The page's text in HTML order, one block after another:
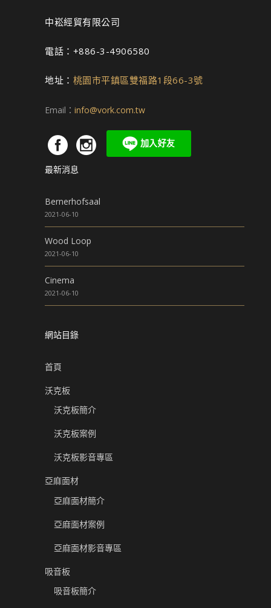
中崧經貿有限公司
電話：+886-3-4906580
地址： 桃園市平鎮區雙福路1段66-3號
Email： info@vork.com.tw
最新消息
Bernerhofsaal
2021-06-10
Wood Loop
2021-06-10
Cinema
2021-06-10
網站目錄
首頁
沃克板
沃克板簡介
沃克板案例
沃克板影音專區
亞麻面材
亞麻面材簡介
亞麻面材案例
亞麻面材影音專區
吸音板
吸音板簡介